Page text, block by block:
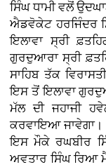
ਸਿੰਘ ਧਾਮੀ ਵਲੋਂ
ਐਡਵੋਕੇਟ ਹਰਜਿੰਦਰ
ਇਲਾਵਾ ਸ੍ਰੀ
ਗੁਰਦੁਆਰਾ ਸ੍ਰੀ
ਸਾਹਿਬ ਤੱਕ
ਇਸ ਤੋਂ ਇਲਾਵਾ
ਮੱਲ ਦੀ ਜਹਾਜੀ
ਕਰਵਾਇਆ ਜਾਵੇਗਾ।
ਇਸ ਮੌਕੇ ਰਘਬੀਰ
ਅਵਤਾਰ ਸਿੰਘ ਰਿਆ